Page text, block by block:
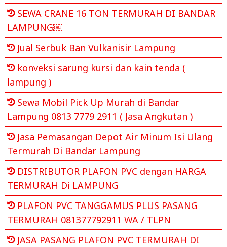
SEWA CRANE 16 TON TERMURAH DI BANDAR
LAMPUNG￼
Jual Serbuk Ban Vulkanisir Lampung
konveksi sarung kursi dan kain tenda (
lampung )
Sewa Mobil Pick Up Murah di Bandar
Lampung 0813 7779 2911 ( Jasa Angkutan )
Jasa Pemasangan Depot Air Minum Isi Ulang
Termurah Di Bandar Lampung
DISTRIBUTOR PLAFON PVC dengan HARGA
TERMURAH Di LAMPUNG
PLAFON PVC TANGGAMUS PLUS PASANG
TERMURAH 081377792911 WA / TLPN
JASA PASANG PLAFON PVC TERMURAH DI